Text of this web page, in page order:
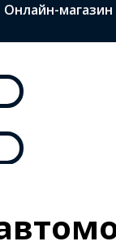
Онлайн-магазин